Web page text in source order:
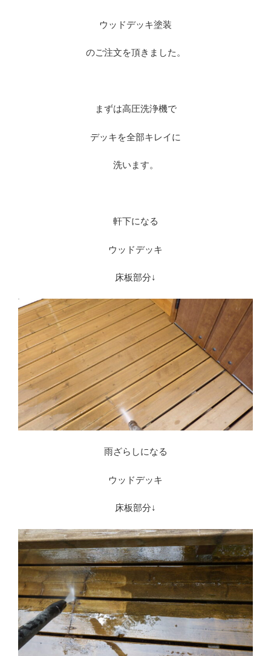
ウッドデッキ塗装
のご注文を頂きました。
まずは高圧洗浄機で
デッキを全部キレイに
洗います。
軒下になる
ウッドデッキ
床板部分↓
雨ざらしになる
ウッドデッキ
床板部分↓